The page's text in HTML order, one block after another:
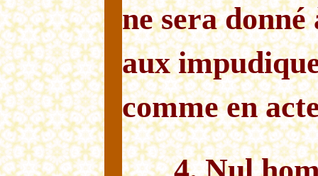
ne sera donné
aux
comme en